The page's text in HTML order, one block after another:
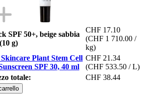
SPF 50+, beige sabbia
(10 g)
CHF 17.10
(CHF 1 710.00 /
kg)
Plant Stem Cell
SPF 30, 40 ml
CHF 21.34
(CHF 533.50 / L)
totale:
CHF 38.44